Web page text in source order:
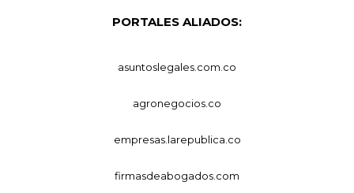
PORTALES ALIADOS:
asuntoslegales.com.co
agronegocios.co
empresas.larepublica.co
firmasdeabogados.com